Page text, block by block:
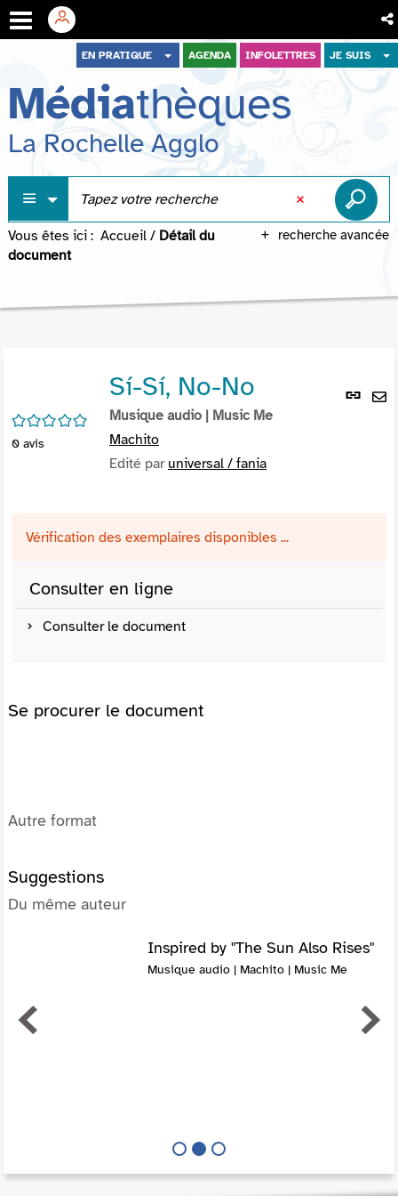
menu
contenu
recherche
EN PRATIQUE AGENDA INFOLETTRES JE SUIS
Médiathèques
La Rochelle Agglo
recherche avancée
Vous êtes ici : Accueil / Détail du
document
Lien
/5
0 avis
Sí-Sí, No-No
Musique audio | Music Me
Machito
Edité par universal / fania
Vérification des exemplaires disponibles ...
Consulter en ligne
Consulter le document
Se procurer le document
Autre format
Suggestions
Du même auteur
Inspired by "The Sun Also Rises"
Musique audio | Machito | Music Me